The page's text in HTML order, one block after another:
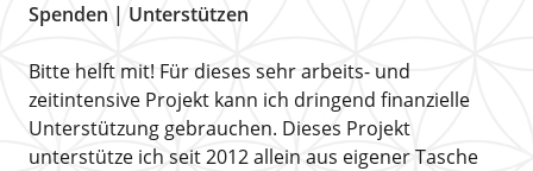
Spenden | Unterstützen
Bitte helft mit! Für dieses sehr arbeits- und
zeitintensive Projekt kann ich dringend finanzielle
Unterstützung gebrauchen. Dieses Projekt
unterstütze ich seit 2012 allein aus eigener Tasche